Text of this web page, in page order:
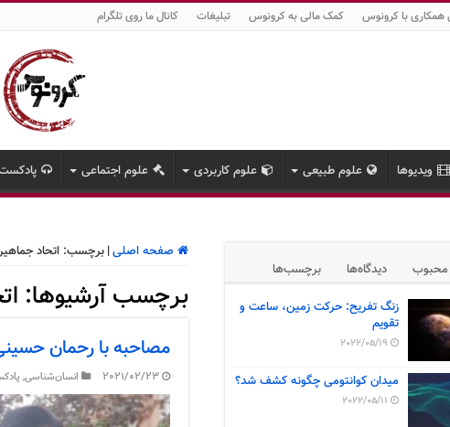
همکاری با کرونوس کمک مالی به کرونوس تبلیغات کانال ما روی تلگرام
ویدیوها علوم طبیعی علوم کاربردی علوم اجتماعی
صفحه اصلی| برچسب: اتحاد
برچسب آرشیوها:
مصاحبه با رحمان
2021/02/23 انسان‌شناسی,
محبوب دیدگاه‌ها برچسب‌ها
زنگ تفریح: حرکت زمین، ساعت و
تقویم
2022/05/19
میدان کوانتومی چگونه کشف شد؟
2022/05/11